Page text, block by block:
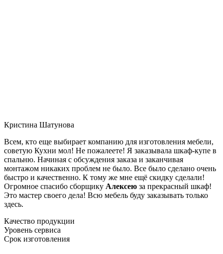
Кристина Шатунова
Всем, кто еще выбирает компанию для изготовления мебели,
советую Кухни мол! Не пожалеете! Я заказывала шкаф-купе в
спальню. Начиная с обсуждения заказа и заканчивая
монтажом никаких проблем не было. Все было сделано очень
быстро и качественно. К тому же мне ещё скидку сделали!
Огромное спасибо сборщику Алексею за прекрасный шкаф!
Это мастер своего дела! Всю мебель буду заказывать только
здесь.
Качество продукции
Уровень сервиса
Срок изготовления